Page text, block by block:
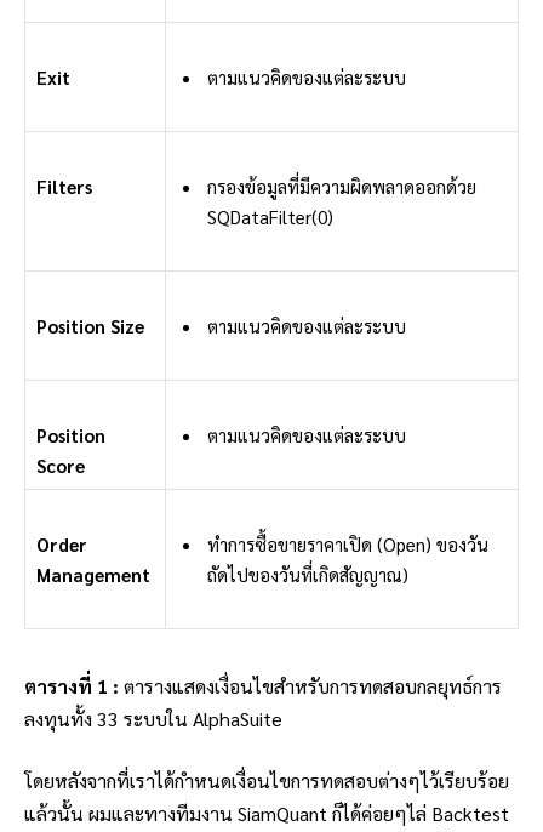
Exit ตามแนวคิดของแต่ละระบบ
Filters
กรองข้อมูลที่มีความผิดพลาดออกด้วย
SQDataFilter(0)
Position Size ตามแนวคิดของแต่ละระบบ
Position
Score
ตามแนวคิดของแต่ละระบบ
Order
Management
ทำการซื้อขายราคาเปิด (Open) ของวัน
ถัดไปของวันที่เกิดสัญญาณ)
ตารางที่ 1 : ตารางแสดงเงื่อนไขสำหรับการทดสอบกลยุทธ์การ
ลงทุนทั้ง 33 ระบบใน AlphaSuite
โดยหลังจากที่เราได้กำหนดเงื่อนไขการทดสอบต่างๆไว้เรียบร้อย
แล้วนั้น ผมและทางทีมงาน SiamQuant ก็ได้ค่อยๆไล่ Backtest